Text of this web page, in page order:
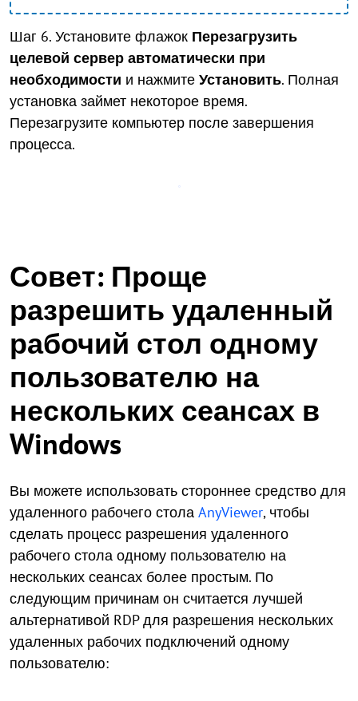
Шаг 6. Установите флажок Перезагрузить
целевой сервер автоматически при
необходимости и нажмите Установить. Полная
установка займет некоторое время.
Перезагрузите компьютер после завершения
процесса.
Совет: Проще
разрешить удаленный
рабочий стол одному
пользователю на
нескольких сеансах в
Windows
Вы можете использовать стороннее средство для
удаленного рабочего стола AnyViewer, чтобы
сделать процесс разрешения удаленного
рабочего стола одному пользователю на
нескольких сеансах более простым. По
следующим причинам он считается лучшей
альтернативой RDP для разрешения нескольких
удаленных рабочих подключений одному
пользователю: